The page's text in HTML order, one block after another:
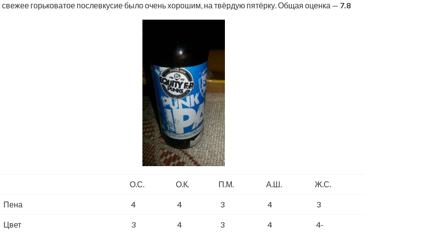
свежее горьковатое послевкусие было очень хорошим, на твёрдую пятёрку. Общая оценка — 7.8
О.С. О.К. П.М. А.Ш. Ж.С.
Пена 4 4 3 4 3
Цвет 3 4 3 4 4-